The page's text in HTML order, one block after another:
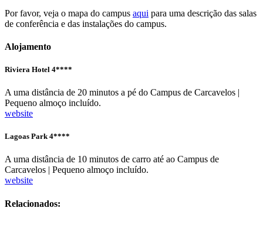
Por favor, veja o mapa do campus aqui para uma descrição das salas
de conferência e das instalações do campus.
Alojamento
Riviera Hotel 4****
A uma distância de 20 minutos a pé do Campus de Carcavelos |
Pequeno almoço incluído.
website
Lagoas Park 4****
A uma distância de 10 minutos de carro até ao Campus de
Carcavelos | Pequeno almoço incluído.
website
Relacionados: